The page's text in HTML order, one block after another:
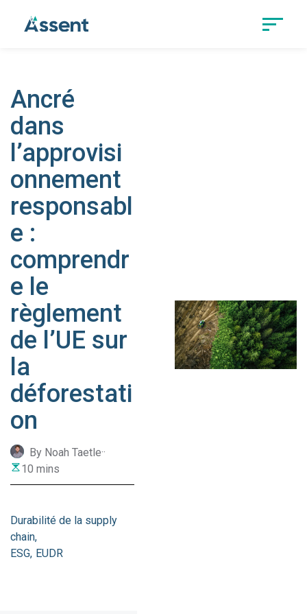
Ancré
dans
l’approvisi
onnement
responsabl
e :
comprendr
e le
règlement
de l’UE sur
la
déforestati
on
By Noah Taetle··
10 mins
Durabilité de la supply
chain
ESG EUDR